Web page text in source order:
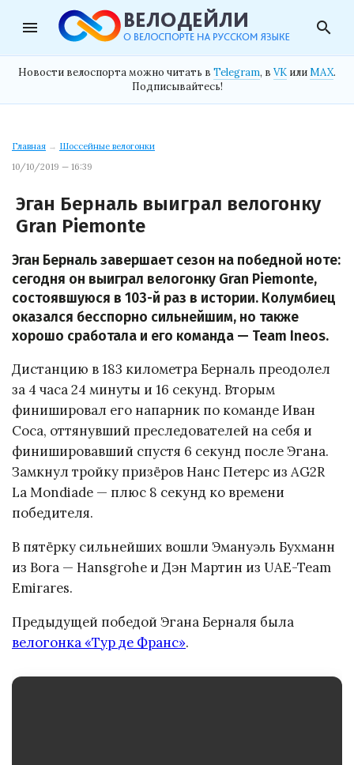
menu search
Новости велоспорта можно читать в Telegram, в VK илиMAX.
Подписывайтесь!
Главная → Шоссейные велогонки
10/10/2019 — 16:39
Эган Берналь выиграл велогонку
Gran Piemonte
Эган Берналь завершает сезон на победной ноте:
сегодня он выиграл велогонку Gran Piemonte,
состоявшуюся в 103-й раз в истории. Колумбиец
оказался бесспорно сильнейшим, но также
хорошо сработала и его команда — Team Ineos.
Дистанцию в 183 километра Берналь преодолел
за 4 часа 24 минуты и 16 секунд. Вторым
финишировал его напарник по команде Иван
Соса, оттянувший преследователей на себя и
финишировавший спустя 6 секунд после Эгана.
Замкнул тройку призёров Нанс Петерс из AG2R
La Mondiade — плюс 8 секунд ко времени
победителя.
В пятёрку сильнейших вошли Эмануэль Бухманн
из Bora — Hansgrohe и Дэн Мартин из UAE-Team
Emirares.
Предыдущей победой Эгана Берналя была
велогонка «Тур де Франс».